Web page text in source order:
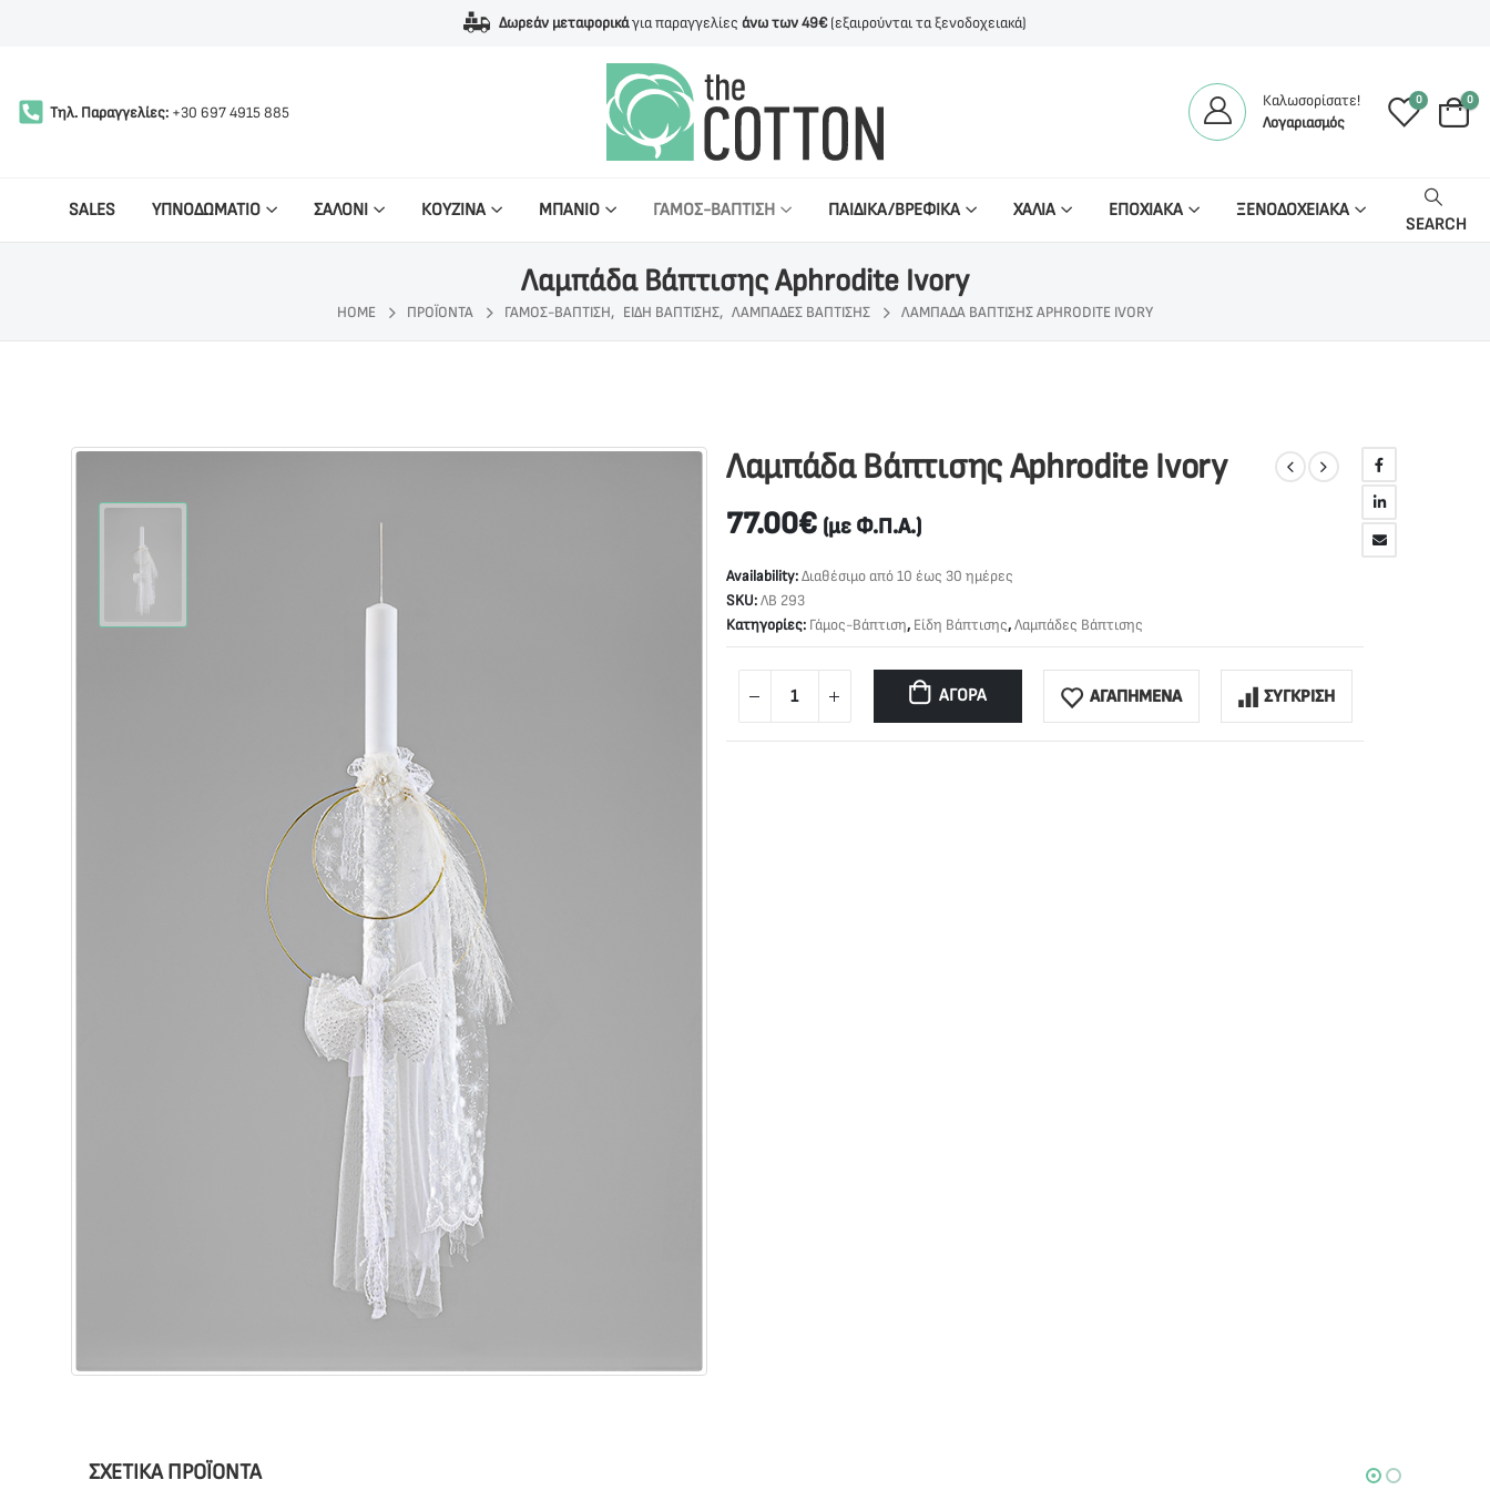
Δωρεάν μεταφορικάγια παραγγελίες άνω των 49€(εξαιρούνται τα ξενοδοχειακά)
Τηλ. Παραγγελίες: +30 697 4915 885
Καλωσορίσατε!
Λογαριασμός
0 0
SALES ΥΠΝΟΔΩΜΑΤΙΟ ΣΑΛΟΝΙ ΚΟΥΖΙΝΑ ΜΠΑΝΙΟ ΓΑΜΟΣ-ΒΑΠΤΙΣΗ ΠΑΙΔΙΚΑ/ΒΡΕΦΙΚΑ ΧΑΛΙΑ ΕΠΟΧΙΑΚΑ ΞΕΝΟΔΟΧΕΙΑΚΑ
SEARCH
Λαμπάδα Βάπτισης Aphrodite Ivory
HOME ΠΡΟΪΌΝΤΑ ΓΆΜΟΣ-ΒΆΠΤΙΣΗ, ΕΊΔΗ ΒΆΠΤΙΣΗΣ, ΛΑΜΠΆΔΕΣ ΒΆΠΤΙΣΗΣ ΛΑΜΠΆΔΑ ΒΆΠΤΙΣΗΣ APHRODITE IVORY
Λαμπάδα Βάπτισης Aphrodite Ivory
77.00€ (με Φ.Π.Α.)
Availability:Διαθέσιμο από 10 έως 30 ημέρες
SKU:ΛΒ 293
Κατηγορίες: Γάμος-Βάπτιση, Είδη Βάπτισης,Λαμπάδες Βάπτισης
ΑΓΟΡΆ ΑΓΑΠΗΜΕΝΑ ΣΥΓΚΡΙΣΗ
ΣΧΕΤΙΚΆ ΠΡΟΪΌΝΤΑ